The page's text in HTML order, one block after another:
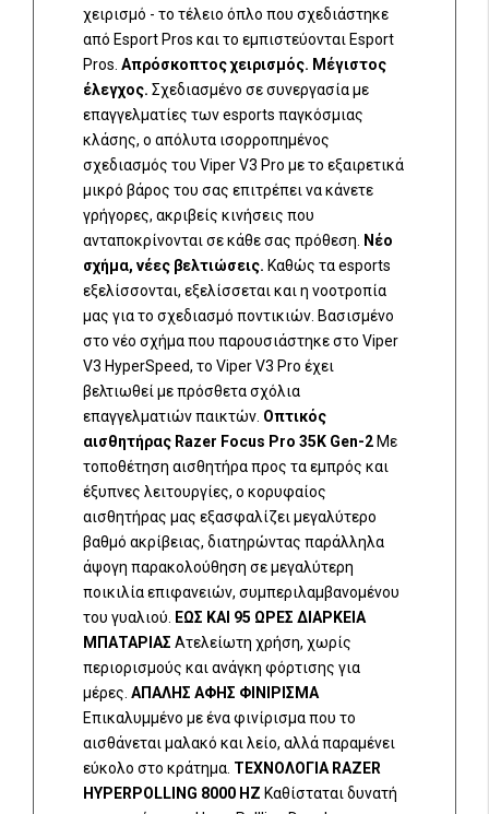
χειρισμό - το τέλειο όπλο που σχεδιάστηκε
από Esport Pros και το εμπιστεύονται Esport
Pros. Απρόσκοπτος χειρισμός. Μέγιστος
έλεγχος. Σχεδιασμένο σε συνεργασία με
επαγγελματίες των esports παγκόσμιας
κλάσης, ο απόλυτα ισορροπημένος
σχεδιασμός του Viper V3 Pro με το εξαιρετικά
μικρό βάρος του σας επιτρέπει να κάνετε
γρήγορες, ακριβείς κινήσεις που
ανταποκρίνονται σε κάθε σας πρόθεση.
Νέο
σχήμα, νέες βελτιώσεις. Καθώς τα esports
εξελίσσονται, εξελίσσεται και η νοοτροπία
μας για το σχεδιασμό ποντικιών. Βασισμένο
στο νέο σχήμα που παρουσιάστηκε στο Viper
V3 HyperSpeed, το Viper V3 Pro έχει
βελτιωθεί με πρόσθετα σχόλια
επαγγελματιών παικτών. Οπτικός
αισθητήρας Razer Focus Pro 35K Gen-2 Με
τοποθέτηση αισθητήρα προς τα εμπρός και
έξυπνες λειτουργίες, ο κορυφαίος
αισθητήρας μας εξασφαλίζει μεγαλύτερο
βαθμό ακρίβειας, διατηρώντας παράλληλα
άψογη παρακολούθηση σε μεγαλύτερη
ποικιλία επιφανειών, συμπεριλαμβανομένου
του γυαλιού.
ΕΩΣ ΚΑΙ 95 ΩΡΕΣ ΔΙΑΡΚΕΙΑ
ΜΠΑΤΑΡΙΑΣ Ατελείωτη χρήση, χωρίς
περιορισμούς και ανάγκη φόρτισης για
μέρες. ΑΠΑΛΗΣ ΑΦΗΣ ΦΙΝΙΡΙΣΜΑ
Επικαλυμμένο με ένα φινίρισμα που το
αισθάνεται μαλακό και λείο, αλλά παραμένει
εύκολο στο κράτημα. ΤΕΧΝΟΛΟΓΙΑ RAZER
HYPERPOLLING 8000 HZ Καθίσταται δυνατή